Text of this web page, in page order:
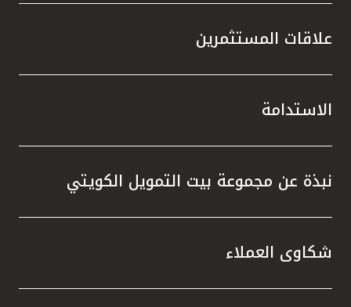
علاقات المستثمرين
الاستدامة
نبذة عن مجموعة بيت التمويل الكويتي
شكاوى العملاء